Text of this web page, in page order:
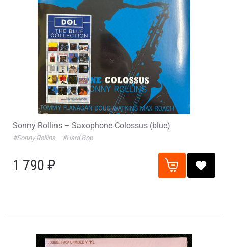
Sonny Rollins – Saxophone Colossus (blue)
#Sonny Rollins #Hard Bop
1 790 ₽